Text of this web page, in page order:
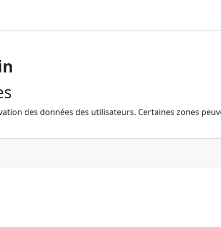
des données des utilisateurs. Certaines zones